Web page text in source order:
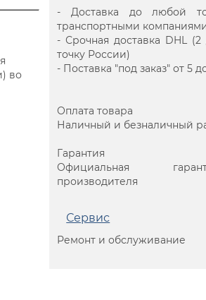
во
- Доставка до любой
транспортными
- Срочная доставка DHL
точку России)
- Поставка "под заказ" от 5
Оплата товара
Наличный и безналичный
Гарантия
Официальная
производителя
Сервис
Ремонт и обслуживание